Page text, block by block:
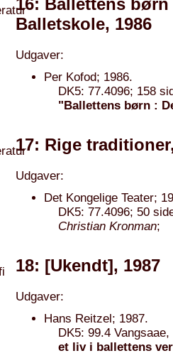
16: Ballettens
Balletskole, 1986
Udgaver:
Per Kofod; 1986.
DK5: 77.4096; 158
"Ballettens børn :
17: Rige
Udgaver:
Det Kongelige Teater;
DK5: 77.4096; 50
Christian Kronman;
18: [Ukendt], 1987
Udgaver:
Hans Reitzel; 1987.
DK5: 99.4
et liv i ballettens